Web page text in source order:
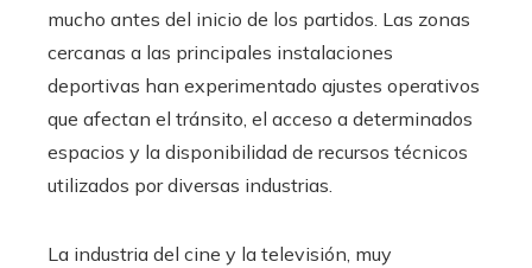
mucho antes del inicio de los partidos. Las zonas
cercanas a las principales instalaciones
deportivas han experimentado ajustes operativos
que afectan el tránsito, el acceso a determinados
espacios y la disponibilidad de recursos técnicos
utilizados por diversas industrias.
La industria del cine y la televisión, muy